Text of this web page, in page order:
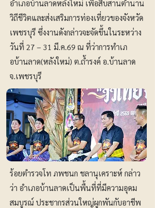
อำเภอบ้านลาดหลังใหม่ เพื่อสืบสานตำนาน
วิถีชีวิตและส่งเสริมการท่องเที่ยวของจังหวัด
เพชรบุรี ซึ่งงานดังกล่าวจะจัดขึ้นในระหว่าง
วันที่ 27 – 31 มี.ค.69 ณ ที่ว่าการทำเภ
อบ้านลาด(หลังใหม่) ต.ถ้ำรงค์ อ.บ้านลาด
จ.เพชรบุรี
ร้อยตำรวจโท ภพชนก ชลานุเคราะห์ กล่าว
ว่า อำเภอบ้านลาดเป็นพื้นที่ที่มีความอุดม
สมบูรณ์ ประชากรส่วนใหญ่ผูกพันกับอาชีพ